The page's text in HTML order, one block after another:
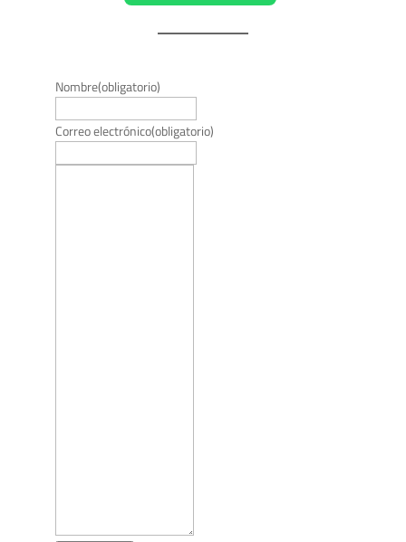
Nombre(obligatorio)
Correo electrónico(obligatorio)